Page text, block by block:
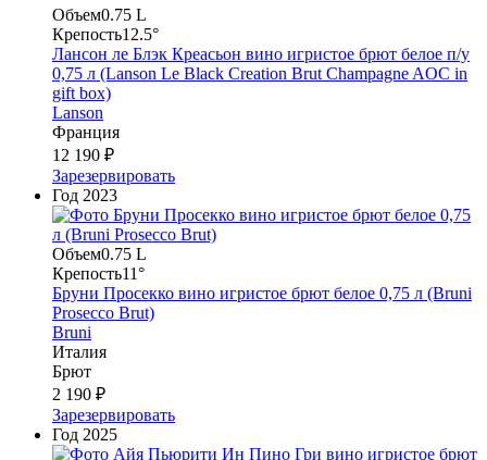
Объем0.75 L
Крепость12.5°
Лансон ле Блэк Креасьон вино игристое брют белое п/у
0,75 л (Lanson Le Black Creation Brut Champagne AOC in
gift box)
Lanson
Франция
12 190 ₽
Зарезервировать
Год 2023
Объем0.75 L
Крепость11°
Бруни Просекко вино игристое брют белое 0,75 л (Bruni
Prosecco Brut)
Bruni
Италия
Брют
2 190 ₽
Зарезервировать
Год 2025